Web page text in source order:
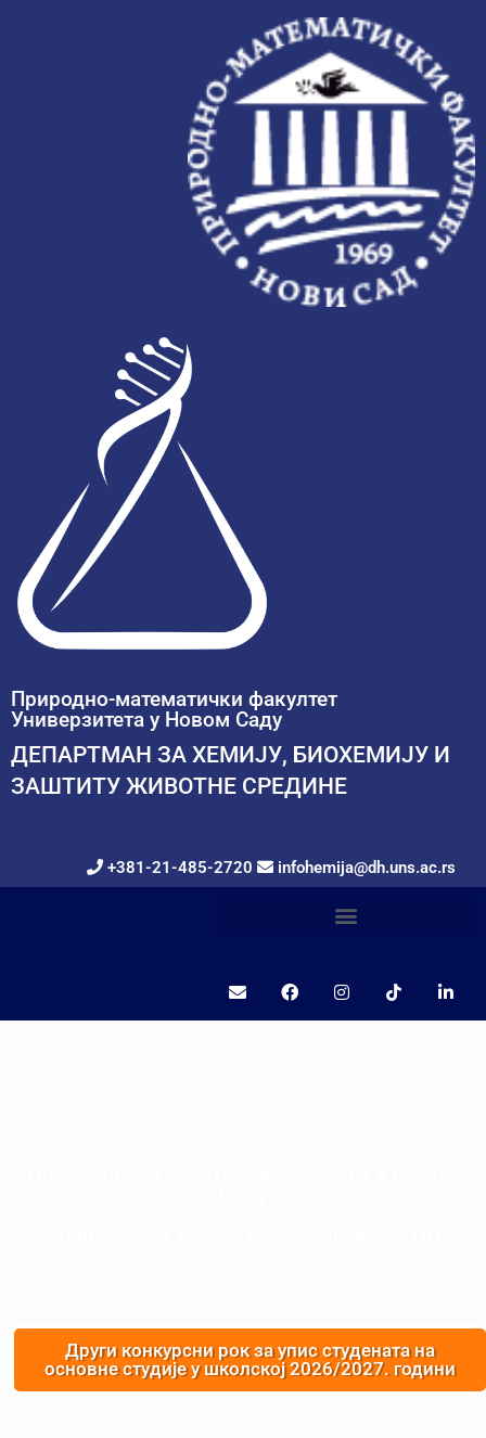
Природно-математички факултет
Универзитета у Новом Саду
ДЕПАРТМАН ЗА ХЕМИЈУ, БИОХЕМИЈУ И
ЗАШТИТУ ЖИВОТНЕ СРЕДИНЕ
+381-21-485-2720 infohemija@dh.uns.ac.rs
Други конкурсни рок за упис студената на
основне студије у школској 2026/2027. години